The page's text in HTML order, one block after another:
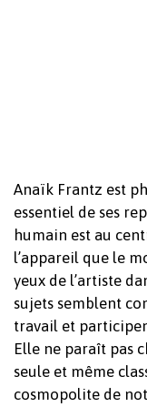
Anaïk Frantz est
essentiel de ses
humain est au
l’appareil que le
yeux de l’artiste
sujets semblent
travail et
Elle ne paraît pas
seule et même
cosmopolite de